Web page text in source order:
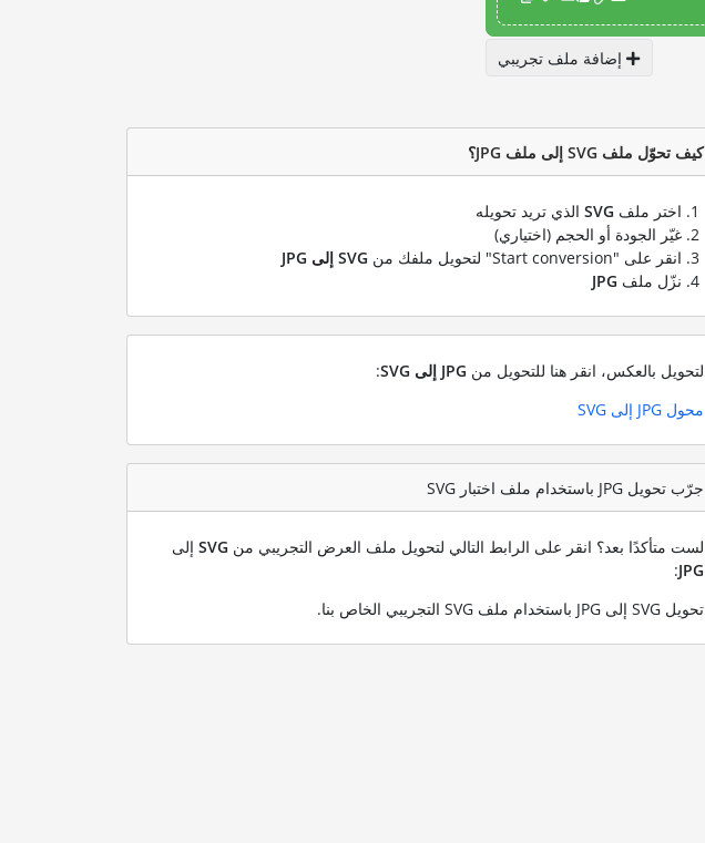
إضافة ملف تجريبي
كيف تحوّل ملف SVG إلى ملف JPG؟
اختر ملف SVG الذي تريد تحويله
غيّر الجودة أو الحجم (اختياري)
انقر على "Start conversion" لتحويل ملفك من
SVG إلى JPG
نزّل ملف JPG
لتحويل بالعكس، انقر هنا للتحويل من JPG إلى SVG
:
محول JPG إلى SVG
جرّب تحويل JPG باستخدام ملف اختبار SVG
لست متأكدًا بعد؟ انقر على الرابط التالي لتحويل ملف العرض التجريبي من SVG إلى
JPG
:
تحويل SVG إلى JPG باستخدام ملف SVG التجريبي الخاص بنا
.